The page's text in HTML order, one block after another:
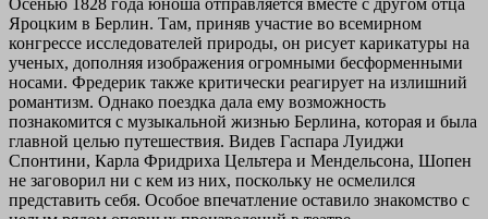
Яроцким в Берлин. Там, приняв участие во всемирном
конгрессе исследователей природы, он рисует карикатуры на
ученых, дополняя изображения огромными бесформенными
носами. Фредерик также критически реагирует на излишний
романтизм. Однако поездка дала ему возможность
познакомится с музыкальной жизнью Берлина, которая и была
главной целью путешествия. Видев Гаспара Луиджи
Спонтини, Карла Фридриха Цельтера и Мендельсона, Шопен
не заговорил ни с кем из них, поскольку не осмелился
представить себя. Особое впечатление оставило знакомство с